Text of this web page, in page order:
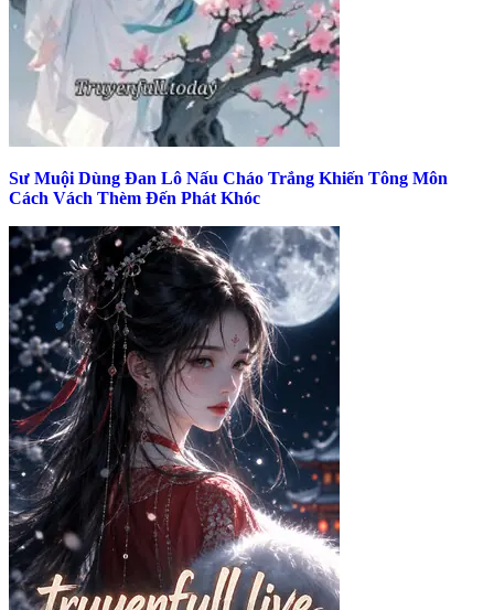
Sư Muội Dùng Đan Lô Nấu Cháo Trắng Khiến Tông Môn
Cách Vách Thèm Đến Phát Khóc